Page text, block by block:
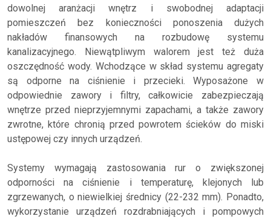
dowolnej aranżacji wnętrz i swobodnej adaptacji
pomieszczeń bez konieczności ponoszenia dużych
nakładów finansowych na rozbudowę systemu
kanalizacyjnego. Niewątpliwym walorem jest też duża
oszczędność wody. Wchodzące w skład systemu agregaty
są odporne na ciśnienie i przecieki. Wyposażone w
odpowiednie zawory i filtry, całkowicie zabezpieczają
wnętrze przed nieprzyjemnymi zapachami, a także zawory
zwrotne, które chronią przed powrotem ścieków do miski
ustępowej czy innych urządzeń.
Systemy wymagają zastosowania rur o zwiększonej
odporności na ciśnienie i temperaturę, klejonych lub
zgrzewanych, o niewielkiej średnicy (22-232 mm). Ponadto,
wykorzystanie urządzeń rozdrabniających i pompowych